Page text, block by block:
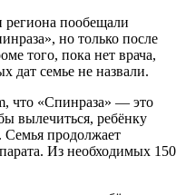
региона пообещали
но только после
того, пока нет врача,
дат семье не назвали.
что «Спинраза» — это
вылечиться, ребёнку
Семья продолжает
Из необходимых 150